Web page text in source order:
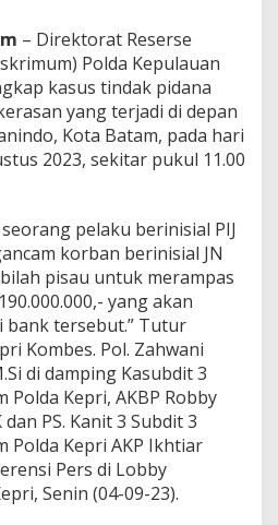
K
e
j
a
a
t
C
r
a
s
d
i
B
a
t
a
m
a
l
– Direktorat Reserse
Polda Kepulauan
kasus tindak pidana
yang terjadi di depan
Kota Batam, pada hari
2023, sekitar pukul 11.00
pelaku berinisial PIJ
korban berinisial JN
pisau untuk merampas
yang akan
tersebut.” Tutur
Kombes. Pol. Zahwani
di damping Kasubdit 3
Polda Kepri, AKBP Robby
PS. Kanit 3 Subdit 3
Polda Kepri AKP Ikhtiar
Pers di Lobby
Senin (04-09-23).